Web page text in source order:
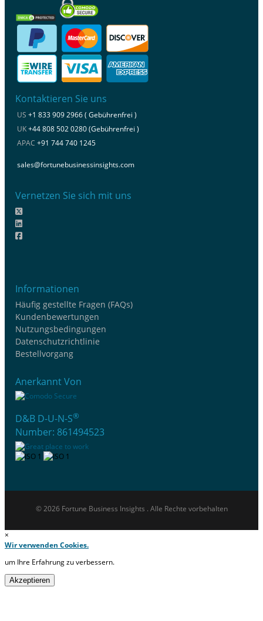
Kontaktieren Sie uns
US +1 833 909 2966 ( Gebührenfrei )
UK+44 808 502 0280 (Gebührenfrei )
APAC +91 744 740 1245
sales@fortunebusinessinsights.com
Vernetzen Sie sich mit uns
Informationen
Häufig gestellte Fragen (FAQs)
Kundenbewertungen
Nutzungsbedingungen
Datenschutzrichtlinie
Bestellvorgang
Anerkannt Von
D&B D-U-N-S®
Number: 861494523
© 2026 Fortune Business Insights . Alle Rechte vorbehalten
×
Wir verwenden Cookies.
um Ihre Erfahrung zu verbessern.
Akzeptieren